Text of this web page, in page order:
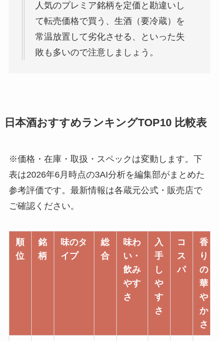
人気のプレミア銘柄を定価と勘違いし
て転売価格で買う、生酒（要冷蔵）を
常温放置して劣化させる、といった失
敗も多いので注意しましょう。
日本酒おすすめランキングTOP10 比較表
※価格・在庫・取扱・スペックは変動します。下
表は2026年6月時点の3AI分析を編集部がまとめた
参考評価です。最新情報は各蔵元公式・販売店で
ご確認ください。
順
位
銘
柄
味のタ
イプ
総
合
味わ
い・
飲み
やす
さ
入
手
し
や
す
さ
コ
ス
パ
香
り
の
華
や
か
さ